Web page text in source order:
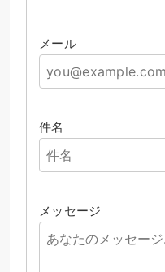
メール
件名
メッセージ